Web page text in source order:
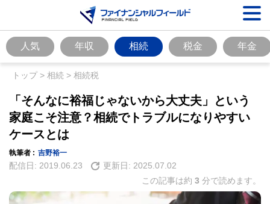
人気 年収 相続 税金 年金
トップ> 相続 > 相続税
「そんなに裕福じゃないから大丈夫」という
家庭こそ注意？相続でトラブルになりやすい
ケースとは
執筆者 : 吉野裕一
配信日: 2019.06.23 更新日: 2025.07.02
この記事は約 3 分で読めます。